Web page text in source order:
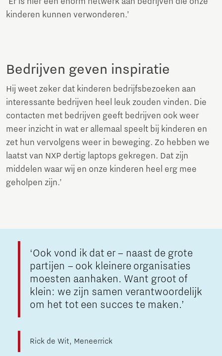
kinderen kunnen verwonderen.’
Bedrijven geven inspiratie
Hij weet zeker dat kinderen bedrijfsbezoeken aan
interessante bedrijven heel leuk zouden vinden. Die
contacten met bedrijven geeft bedrijven ook weer
meer inzicht in wat er allemaal speelt bij kinderen en
zet hun vervolgens weer in beweging. Zo hebben we
laatst van NXP dertig laptops gekregen. Dat zijn
middelen waar wij en onze kinderen heel erg mee
geholpen zijn.’
‘Ook vond ik dat er – naast de grote
partijen – ook kleinere organisaties
moesten aanhaken. Want groot of
klein: we zijn samen verantwoordelijk
om het tot een succes te maken.’
Rick de Wit, Meneerrick